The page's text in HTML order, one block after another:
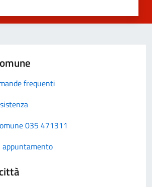
frequenti
035 471311
appuntamento